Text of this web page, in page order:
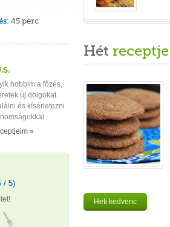
45 perc
hobbim a főzés,
új dolgokat
és kísérletezni
»
/ 5)
Hét receptje
Heti kedvenc